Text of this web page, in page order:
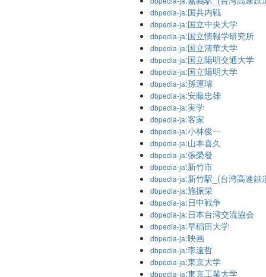
dbpedia-ja:国共内戦
dbpedia-ja:国立中央大学
dbpedia-ja:国立情報学研究所
dbpedia-ja:国立清華大学
dbpedia-ja:国立陽明交通大学
dbpedia-ja:国立陽明大学
dbpedia-ja:孫運璿
dbpedia-ja:安藤忠雄
dbpedia-ja:実学
dbpedia-ja:客家
dbpedia-ja:小林俊一
dbpedia-ja:山本喜久
dbpedia-ja:張榮發
dbpedia-ja:新竹市
dbpedia-ja:新竹駅_(台湾高速鉄
dbpedia-ja:施振栄
dbpedia-ja:日中戦争
dbpedia-ja:日本台湾交流協会
dbpedia-ja:早稲田大学
dbpedia-ja:映画
dbpedia-ja:李遠哲
dbpedia-ja:東京大学
dbpedia-ja:東京工業大学